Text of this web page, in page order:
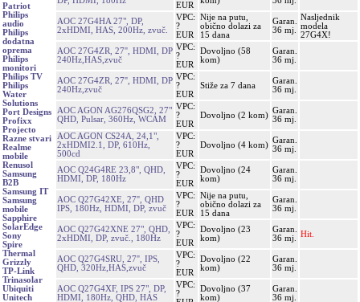
Patriot
Philips
audio
Philips
dodatna
oprema
Philips
monitori
Philips TV
Philips
Water
Solutions
Port Designs
Profixx
Projecto
Razne stvari
Realme
mobile
Renusol
Samsung
B2B
Samsung IT
Samsung
mobile
Sapphire
SolarEdge
Sony
Spire
Thermal
Grizzly
TP-Link
Trinasolar
Ubiquiti
Unitech
EUR
AOC 27G4HA 27", DP,
2xHDMI, HAS, 200Hz, zvuč.
VPC:
?
EUR
Nije na putu,
obično dolazi za
15 dana
Garan.
36 mj.
Nasljednik
modela
27G4X!
AOC 27G4ZR, 27'', HDMI, DP
240Hz,HAS,zvuč
VPC:
?
EUR
Dovoljno (58
kom)
Garan.
36 mj.
AOC 27G4ZR, 27'', HDMI, DP
240Hz,zvuč
VPC:
?
EUR
Stiže za 7 dana
Garan.
36 mj.
AOC AGON AG276QSG2, 27"
QHD, Pulsar, 360Hz, WCAM
VPC:
?
EUR
Dovoljno (2 kom)
Garan.
36 mj.
AOC AGON CS24A, 24,1",
2xHDMI2.1, DP, 610Hz,
500cd
VPC:
?
EUR
Dovoljno (4 kom)
Garan.
36 mj.
AOC Q24G4RE 23,8", QHD,
HDMI, DP, 180Hz
VPC:
?
EUR
Dovoljno (24
kom)
Garan.
36 mj.
AOC Q27G42XE, 27'', QHD
IPS, 180Hz, HDMI, DP, zvuč
VPC:
?
EUR
Nije na putu,
obično dolazi za
15 dana
Garan.
36 mj.
AOC Q27G42XNE 27", QHD,
2xHDMI, DP, zvuč., 180Hz
VPC:
?
EUR
Dovoljno (23
kom)
Garan.
36 mj.
Hit.
AOC Q27G4SRU, 27'', IPS,
QHD, 320Hz,HAS,zvuč
VPC:
?
EUR
Dovoljno (22
kom)
Garan.
36 mj.
AOC Q27G4XF, IPS 27", DP,
HDMI, 180Hz, QHD, HAS
VPC:
?
Dovoljno (37
kom)
Garan.
36 mj.